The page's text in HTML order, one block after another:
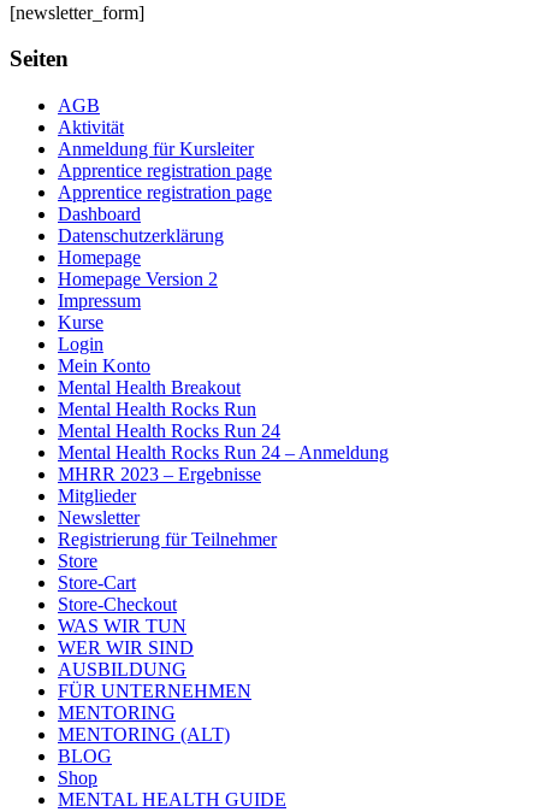
[newsletter_form]
Seiten
AGB
Aktivität
Anmeldung für Kursleiter
Apprentice registration page
Apprentice registration page
Dashboard
Datenschutzerklärung
Homepage
Homepage Version 2
Impressum
Kurse
Login
Mein Konto
Mental Health Breakout
Mental Health Rocks Run
Mental Health Rocks Run 24
Mental Health Rocks Run 24 – Anmeldung
MHRR 2023 – Ergebnisse
Mitglieder
Newsletter
Registrierung für Teilnehmer
Store
Store-Cart
Store-Checkout
WAS WIR TUN
WER WIR SIND
AUSBILDUNG
FÜR UNTERNEHMEN
MENTORING
MENTORING (ALT)
BLOG
Shop
MENTAL HEALTH GUIDE